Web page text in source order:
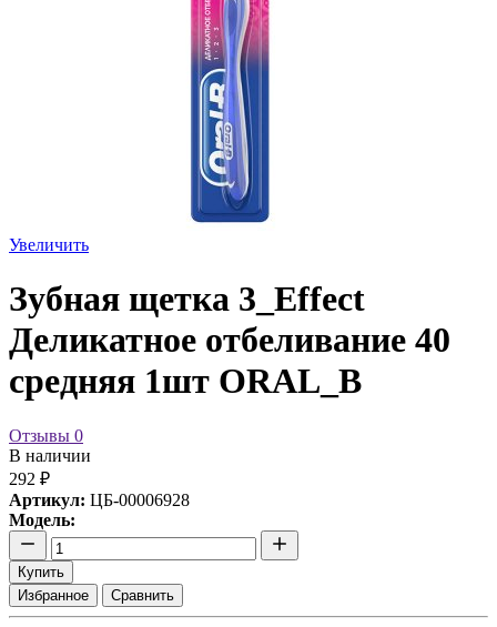
Увеличить
Зубная щетка 3_Effect
Деликатное отбеливание 40
средняя 1шт ORAL_B
Отзывы 0
В наличии
292 ₽
Артикул: ЦБ-00006928
Модель:
Купить
Избранное
Сравнить